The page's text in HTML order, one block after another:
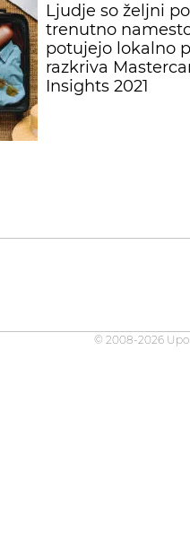
Ljudje so željni
trenutno
potujejo lokalno
razkriva
Insights 2021
© 2008-2026